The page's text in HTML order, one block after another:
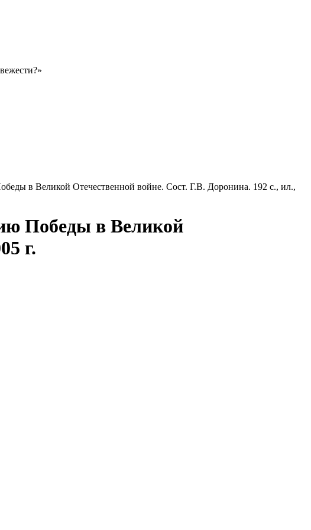
в Великой Отечественной войне. Сост. Г.В. Доронина. 192 с., ил.,
Победы в Великой
г.